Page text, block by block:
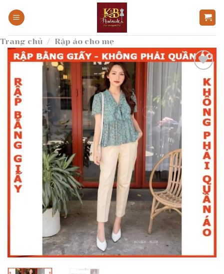
qua
dung
Trang chủ / Rập áo cho mẹ
Add to
wishlist